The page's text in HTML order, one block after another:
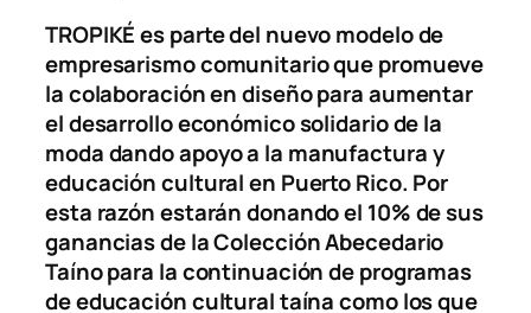
TROPIKÉ es parte del nuevo modelo de
empresarismo comunitario que promueve
la colaboración en diseño para aumentar
el desarrollo económico solidario de la
moda dando apoyo a la manufactura y
educación cultural en Puerto Rico. Por
esta razón estarán donando el 10% de sus
ganancias de la Colección Abecedario
Taíno para la continuación de programas
de educación cultural taína como los que